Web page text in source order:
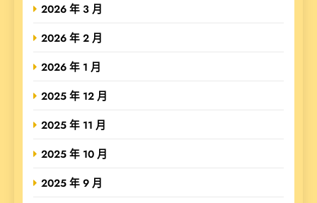
2026 年 3 月
2026 年 2 月
2026 年 1 月
2025 年 12 月
2025 年 11 月
2025 年 10 月
2025 年 9 月